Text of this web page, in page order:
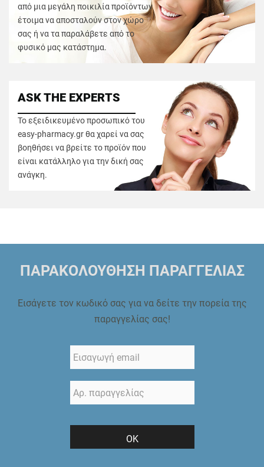
από μια μεγάλη ποικιλία προϊόντων
έτοιμα να αποσταλούν στον χώρο
σας ή να τα παραλάβετε από το
φυσικό μας κατάστημα.
ASK THE EXPERTS
Το εξειδικευμένο προσωπικό του
easy-pharmacy.gr θα χαρεί να σας
βοηθήσει να βρείτε το προϊόν που
είναι κατάλληλο για την δική σας
ανάγκη.
ΠΑΡΑΚΟΛΟΥΘΗΣΗ ΠΑΡΑΓΓΕΛΙΑΣ
Εισάγετε τον κωδικό σας για να δείτε την πορεία της
παραγγελίας σας!
ΟΚ